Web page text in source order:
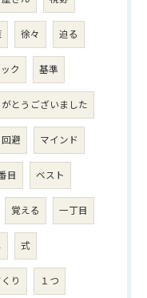
徐々 迫る
ク 基準
がとうございました
回避 マインド
目 ベスト
覚える 一丁目
式
り １つ